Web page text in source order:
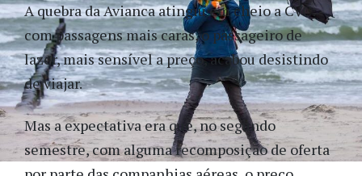
A quebra da Avianca atingiu em cheio a CVC:
com passagens mais caras, o passageiro de
lazer, mais sensível a preço, acabou desistindo
de viajar.
Mas a expectativa era que, no segundo
semestre, com alguma recomposição de oferta